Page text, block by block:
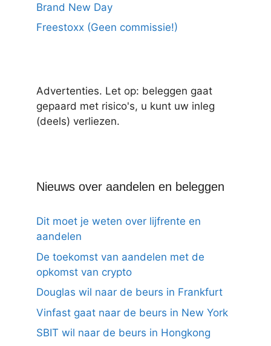
Brand New Day
Freestoxx (Geen commissie!)
Advertenties. Let op: beleggen gaat
gepaard met risico's, u kunt uw inleg
(deels) verliezen.
Nieuws over aandelen en beleggen
Dit moet je weten over lijfrente en
aandelen
De toekomst van aandelen met de
opkomst van crypto
Douglas wil naar de beurs in Frankfurt
Vinfast gaat naar de beurs in New York
SBIT wil naar de beurs in Hongkong